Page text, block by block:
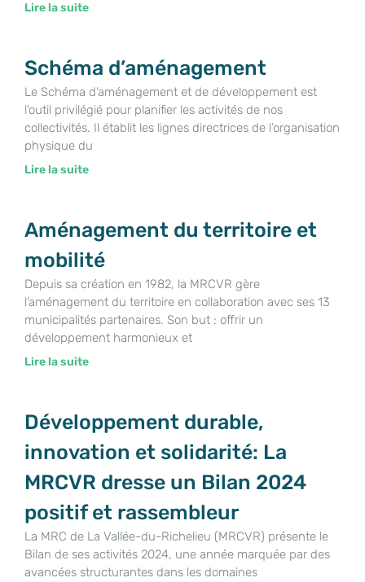
Lire la suite
Schéma d’aménagement
Le Schéma d’aménagement et de développement est
l’outil privilégié pour planifier les activités de nos
collectivités. Il établit les lignes directrices de l’organisation
physique du
Lire la suite
Aménagement du territoire et
mobilité
Depuis sa création en 1982, la MRCVR gère
l’aménagement du territoire en collaboration avec ses 13
municipalités partenaires. Son but : offrir un
développement harmonieux et
Lire la suite
Développement durable,
innovation et solidarité: La
MRCVR dresse un Bilan 2024
positif et rassembleur
La MRC de La Vallée-du-Richelieu (MRCVR) présente le
Bilan de ses activités 2024, une année marquée par des
avancées structurantes dans les domaines